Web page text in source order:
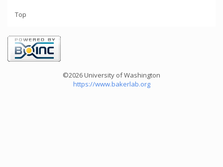
Top
©2026 University of Washington
https://www.bakerlab.org